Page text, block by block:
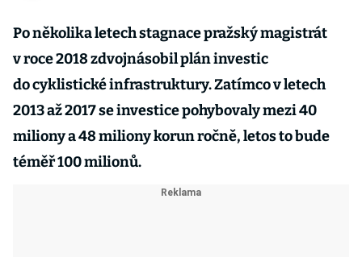
Po několika letech stagnace pražský magistrát
v roce 2018 zdvojnásobil plán investic
do cyklistické infrastruktury. Zatímco v letech
2013 až 2017 se investice pohybovaly mezi 40
miliony a 48 miliony korun ročně, letos to bude
téměř 100 milionů.